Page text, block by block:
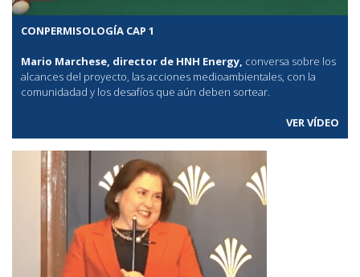
CONPERMISOLOGÍA CAP 1
Mario Marchese, director de HNH Energy, conversa sobre los
alcances del proyecto, las acciones medioambientales, con la
comunidadad y los desafíos que aún deben sortear.
VER VÍDEO